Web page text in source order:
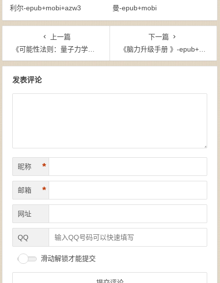
利尔-epub+mobi+azw3
曼-epub+mobi
上一篇
《可能性法则：量子力学如何改善思考、生活和爱的方式（你对人生所有的不确定性恐慌，从这本书里可以找到答案）》梅尔·施瓦茨-epub+mobi
下一篇
《脑力升级手册 》-epub+mobi+azw3
发表评论
昵称 *
邮箱 *
网址
QQ
滑动解锁才能提交